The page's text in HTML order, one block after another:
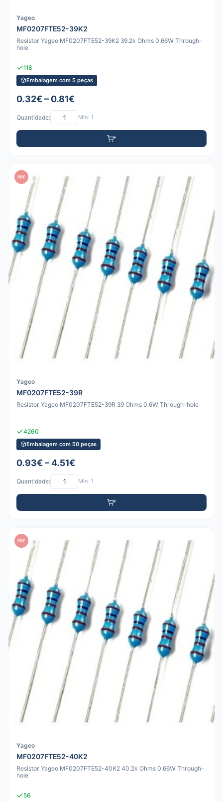
Yageo
MF0207FTE52-39K2
Resistor Yageo MF0207FTE52-39K2 39.2k Ohms 0.66W Through-
hole
118
Embalagem com 5 peças
0.32€ – 0.81€
Quantidade: Mín: 1
PDF
Yageo
MF0207FTE52-39R
Resistor Yageo MF0207FTE52-39R 39 Ohms 0.6W Through-hole
4260
Embalagem com 50 peças
0.93€ – 4.51€
Quantidade: Mín: 1
PDF
Yageo
MF0207FTE52-40K2
Resistor Yageo MF0207FTE52-40K2 40.2k Ohms 0.66W Through-
hole
56